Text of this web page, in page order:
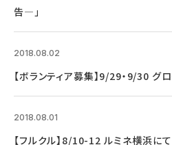
告―」
2018.08.02
【ボランティア募集】9/29・9/30 グ
2018.08.01
【フルクル】8/10-12 ルミネ横浜に